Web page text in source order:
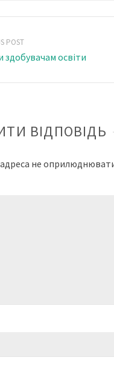
POST
здобувачам освіти
ВІДПОВІДЬ
не